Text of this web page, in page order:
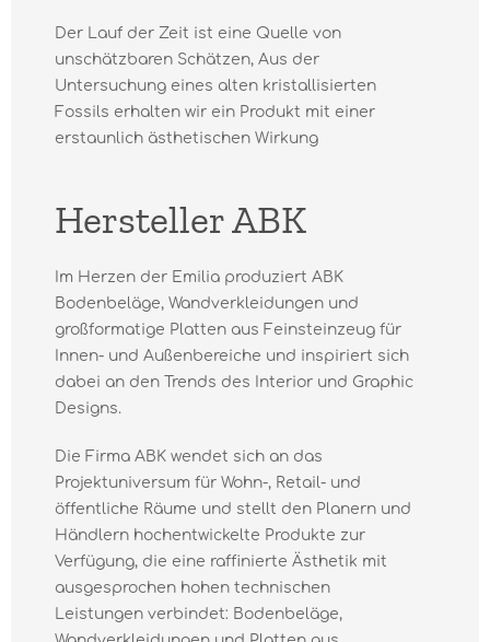
Der Lauf der Zeit ist eine Quelle von
unschätzbaren Schätzen, Aus der
Untersuchung eines alten kristallisierten
Fossils erhalten wir ein Produkt mit einer
erstaunlich ästhetischen Wirkung
Hersteller ABK
Im Herzen der Emilia produziert ABK
Bodenbeläge, Wandverkleidungen und
großformatige Platten aus Feinsteinzeug für
Innen- und Außenbereiche und inspiriert sich
dabei an den Trends des Interior und Graphic
Designs.
Die Firma ABK wendet sich an das
Projektuniversum für Wohn-, Retail- und
öffentliche Räume und stellt den Planern und
Händlern hochentwickelte Produkte zur
Verfügung, die eine raffinierte Ästhetik mit
ausgesprochen hohen technischen
Leistungen verbindet: Bodenbeläge,